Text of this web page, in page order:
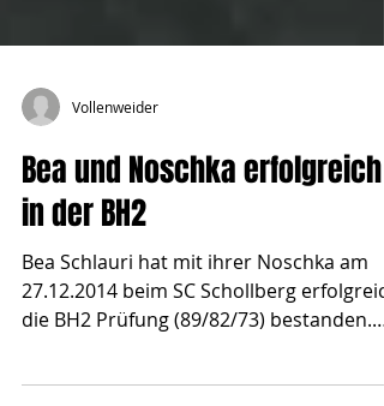
Bea und Noschka erfolgreich
in der BH2
Bea Schlauri hat mit ihrer Noschka am
27.12.2014 beim SC Schollberg
Wir gratulieren dem...